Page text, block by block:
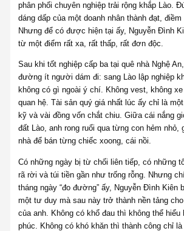
phân phối chuyên nghiệp trải rộng khắp Lào.
dáng dấp của một doanh nhân thành đạt,
Nhưng để có được hiện tại ấy, Nguyễn Đình
từ một điểm rất xa, rất thấp, rất đơn độc.
Sau khi tốt nghiệp cấp ba tại quê nhà Nghệ
đường ít người dám đi: sang Lào lập nghiệp
không có gì ngoài ý chí. Không vest, không
quan hệ. Tài sản quý giá nhất lúc ấy chỉ là
kỹ và vài đồng vốn chắt chiu. Giữa cái nắng
đất Lào, anh rong ruổi qua từng con hẻm nhỏ,
nhà để bán từng chiếc xoong, cái nồi.
Có những ngày bị từ chối liên tiếp, có những
rã rời và túi tiền gần như trống rỗng. Nhưng
tháng ngày “đo đường” ấy, Nguyễn Đình Kiên
một tư duy mà sau này trở thành nền tảng
của anh. Không có khổ đau thì không thể hiểu
phúc. Không có khó khăn thì thành công chỉ